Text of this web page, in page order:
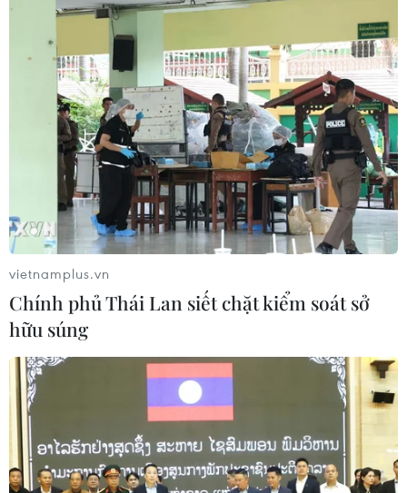
16/09/2021 22:40
Việc hai Khu Dự trữ Sinh quyển giới được công nhận thể
hiện rõ nét những nỗ lực của Việt Nam trong công tác
bảo vệ đa dạng sinh học, môi trường sinh thái, ứng phó
với biến đổi khí hậu.
Hệ sinh thái rừng khô hạn độc đáo ở Khu
Dự trữ Sinh quyển Núi Chúa
vietnamplus.vn
Chính phủ Thái Lan siết chặt kiểm soát sở
hữu súng